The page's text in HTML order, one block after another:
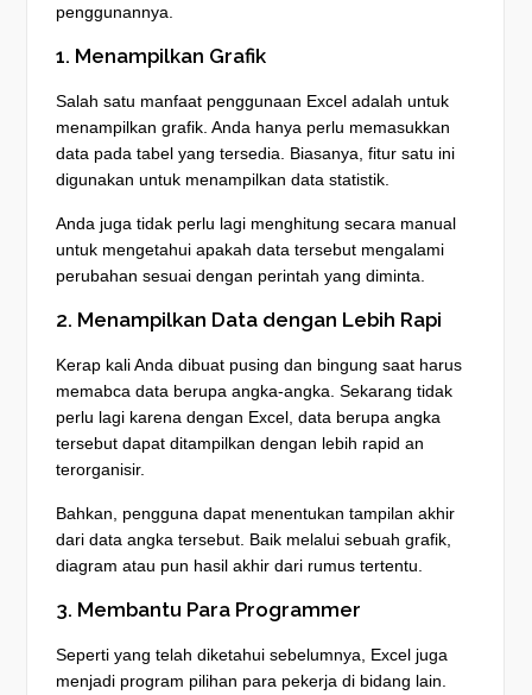
penggunannya.
1. Menampilkan Grafik
Salah satu manfaat penggunaan Excel adalah untuk
menampilkan grafik. Anda hanya perlu memasukkan
data pada tabel yang tersedia. Biasanya, fitur satu ini
digunakan untuk menampilkan data statistik.
Anda juga tidak perlu lagi menghitung secara manual
untuk mengetahui apakah data tersebut mengalami
perubahan sesuai dengan perintah yang diminta.
2. Menampilkan Data dengan Lebih Rapi
Kerap kali Anda dibuat pusing dan bingung saat harus
memabca data berupa angka-angka. Sekarang tidak
perlu lagi karena dengan Excel, data berupa angka
tersebut dapat ditampilkan dengan lebih rapid an
terorganisir.
Bahkan, pengguna dapat menentukan tampilan akhir
dari data angka tersebut. Baik melalui sebuah grafik,
diagram atau pun hasil akhir dari rumus tertentu.
3. Membantu Para Programmer
Seperti yang telah diketahui sebelumnya, Excel juga
menjadi program pilihan para pekerja di bidang lain.